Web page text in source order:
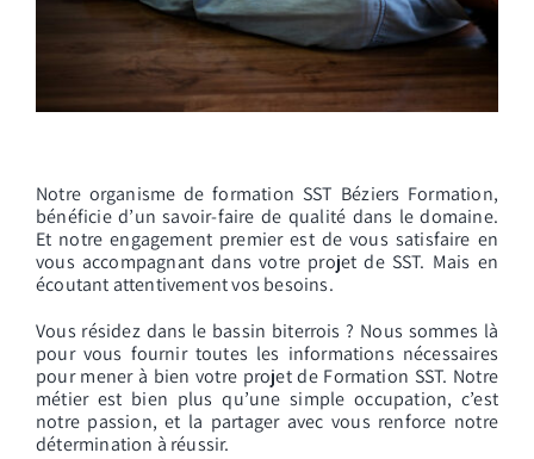
Notre organisme de formation SST Béziers Formation,
bénéficie d’un savoir-faire de qualité dans le domaine.
Et notre engagement premier est de vous satisfaire en
vous accompagnant dans votre projet de SST. Mais en
écoutant attentivement vos besoins.
Vous résidez dans le bassin biterrois ? Nous sommes là
pour vous fournir toutes les informations nécessaires
pour mener à bien votre projet de Formation SST. Notre
métier est bien plus qu’une simple occupation, c’est
notre passion, et la partager avec vous renforce notre
détermination à réussir.